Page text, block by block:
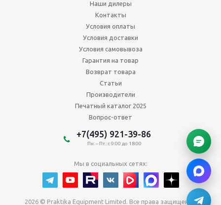
Наши дилеры
Контакты
Условия оплаты
Условия доставки
Условия самовывоза
Гарантия на товар
Возврат товара
Статьи
Производители
Печатный каталог 2025
Вопрос-ответ
+7(495) 921-39-86
Пн. – Пт.: с 9:00 до 18:00
Мы в социальных сетях:
2026 © Praktika Equipment Limited. Все права защищены.